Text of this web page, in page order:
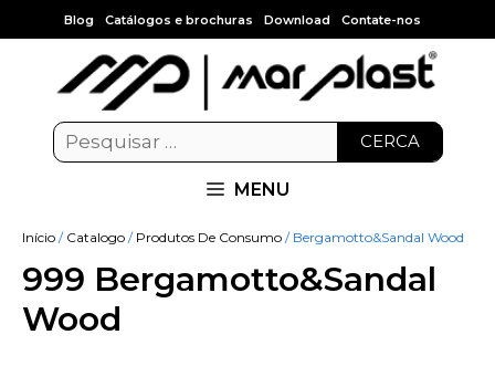
Blog Catálogos e brochuras Download Contate-nos
CERCA
MENU
Início / Catalogo / Produtos De Consumo / Bergamotto&Sandal Wood
999 Bergamotto&Sandal
Wood